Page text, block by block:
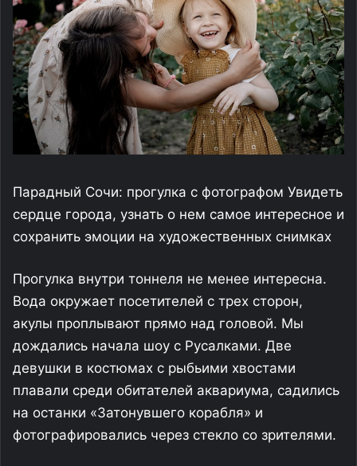
Парадный Сочи: прогулка с фотографом Увидеть
сердце города, узнать о нем самое интересное и
сохранить эмоции на художественных снимках
Прогулка внутри тоннеля не менее интересна.
Вода окружает посетителей с трех сторон,
акулы проплывают прямо над головой. Мы
дождались начала шоу с Русалками. Две
девушки в костюмах с рыбьими хвостами
плавали среди обитателей аквариума, садились
на останки «Затонувшего корабля» и
фотографировались через стекло со зрителями.